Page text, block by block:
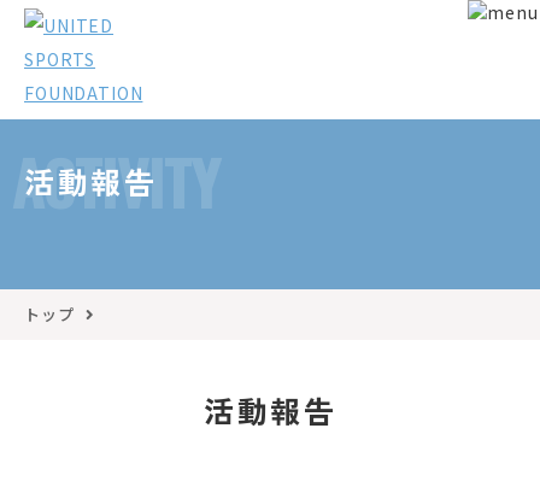
ACTIVITY
活動報告
トップ
活動報告